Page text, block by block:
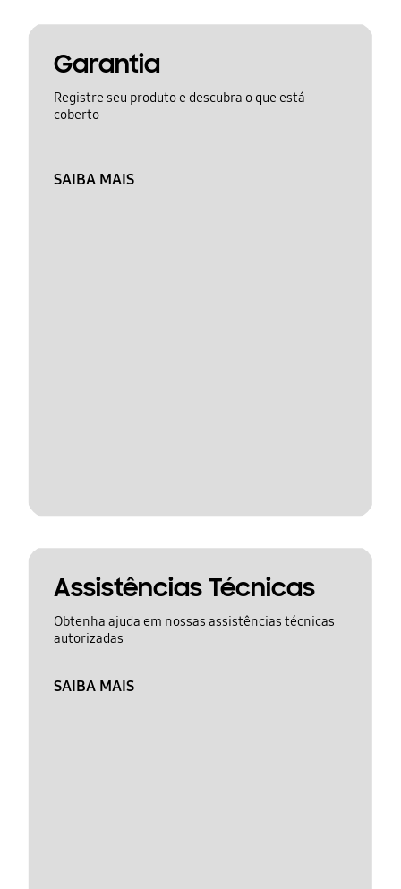
Garantia
Registre seu produto e descubra o que está
coberto
SAIBA MAIS
Assistências Técnicas
Obtenha ajuda em nossas assistências técnicas
autorizadas
SAIBA MAIS